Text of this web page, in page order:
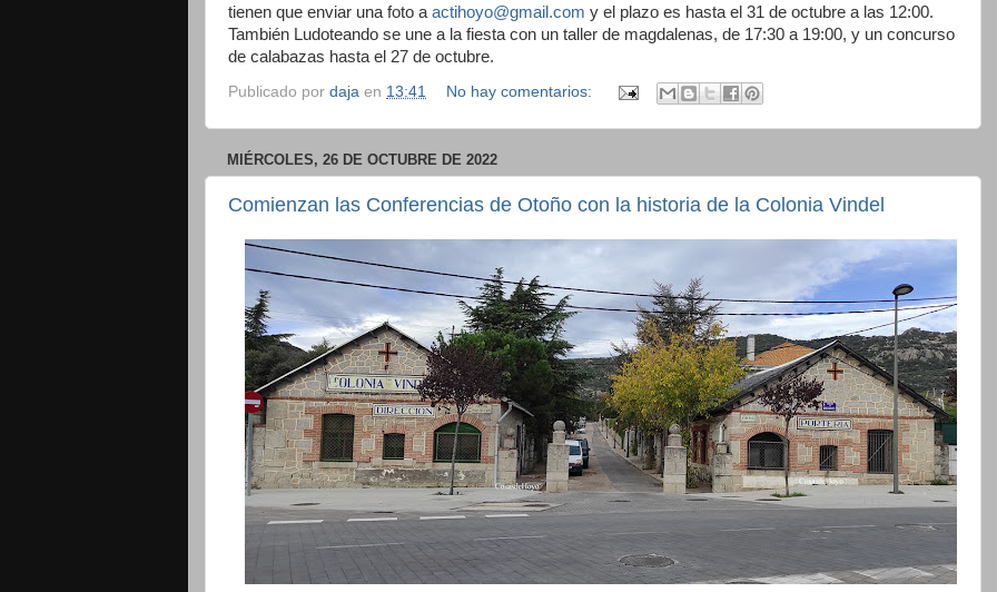
tienen que enviar una foto a actihoyo@gmail.com y el plazo es hasta el 31 de octubre a las 12:00.
También Ludoteando se une a la fiesta con un taller de magdalenas, de 17:30 a 19:00, y un concurso
de calabazas hasta el 27 de octubre.
Publicado por daja en 13:41 No hay comentarios:
MIÉRCOLES, 26 DE OCTUBRE DE 2022
Comienzan las Conferencias de Otoño con la historia de la Colonia Vindel